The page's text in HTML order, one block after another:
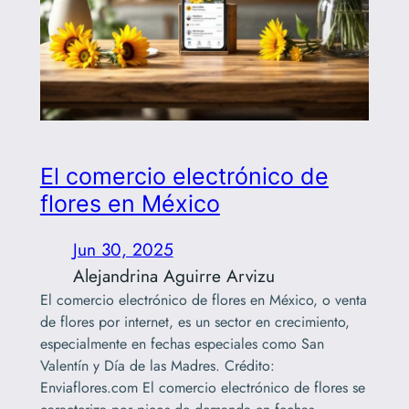
El comercio electrónico de
flores en México
Jun 30, 2025
Alejandrina Aguirre Arvizu
El comercio electrónico de flores en México, o venta
de flores por internet, es un sector en crecimiento,
especialmente en fechas especiales como San
Valentín y Día de las Madres. Crédito:
Enviaflores.com El comercio electrónico de flores se